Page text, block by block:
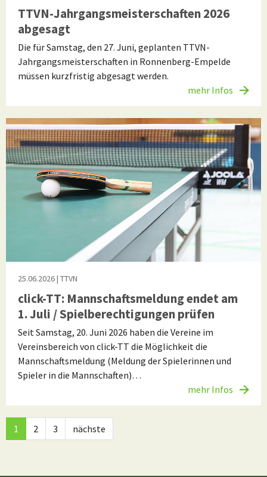
TTVN-Jahrgangsmeisterschaften 2026
abgesagt
Die für Samstag, den 27. Juni, geplanten TTVN-
Jahrgangsmeisterschaften in Ronnenberg-Empelde
müssen kurzfristig abgesagt werden.
mehr Infos
25.06.2026| TTVN
click-TT: Mannschaftsmeldung endet am
1. Juli / Spielberechtigungen prüfen
Seit Samstag, 20. Juni 2026 haben die Vereine im
Vereinsbereich von click-TT die Möglichkeit die
Mannschaftsmeldung (Meldung der Spielerinnen und
Spieler in die Mannschaften)…
mehr Infos
1 2 3 nächste